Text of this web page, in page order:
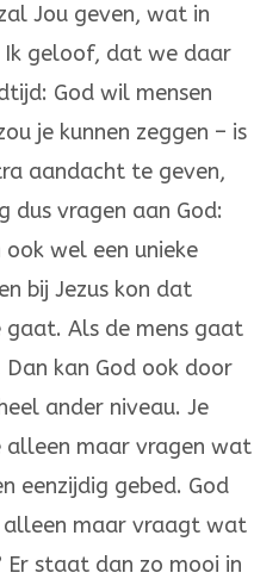
Jou geven, wat in
Ik geloof, dat we daar
God wil mensen
je kunnen zeggen – is
aandacht te geven,
dus vragen aan God:
wel een unieke
bij Jezus kon dat
Als de mens gaat
kan God ook door
ander niveau. Je
alleen maar vragen wat
eenzij­dig gebed. God
alleen maar vraagt wat
staat dan zo mooi in